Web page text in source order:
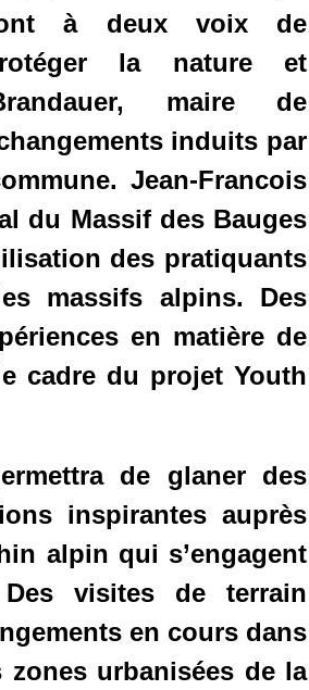
à deux voix de
la nature et
maire de
induits par
Jean-Francois
du Massif des Bauges
des pratiquants
massifs alpins. Des
en matière de
cadre du projet Youth
de glaner des
inspirantes auprès
alpin qui s’engagent
visites de terrain
en cours dans
urbanisées de la